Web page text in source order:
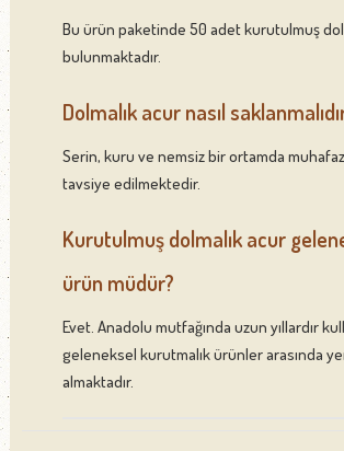
Bu ürün paketinde 50 adet kurutulmuş
bulunmaktadır.
Dolmalık acur nasıl
Serin, kuru ve nemsiz bir ortamda
tavsiye edilmektedir.
Kurutulmuş dolmalık acur
ürün müdür?
Evet. Anadolu mutfağında uzun yıllardır
geleneksel kurutmalık ürünler arasında
almaktadır.